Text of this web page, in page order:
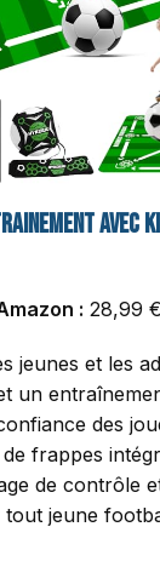
Avec
: 28,99 €
jeunes et les
un
des
frappes
de contrôle
jeune